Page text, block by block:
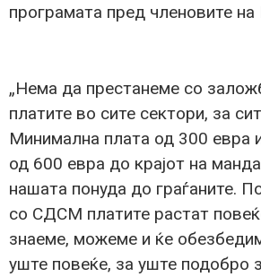
програмата пред членовите на
„Нема да престанеме со
платите во сите сектори, за
Минимална плата од 300 евра
од 600 евра до крајот на
нашата понуда до граѓаните.
со СДСМ платите растат
знаеме, можеме и ќе
уште повеќе, за уште подобро